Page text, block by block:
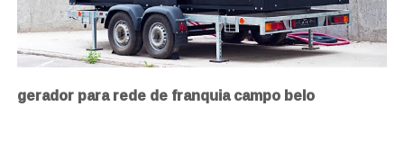
gerador para rede de franquia campo belo